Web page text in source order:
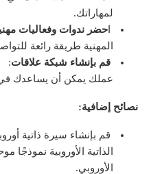
لمهاراتك.
احضر ندوات وفعاليات
المهنية طريقة رائعة
قم بإنشاء شبكة علاقات:
عملك يمكن أن يساعدك
نصائح إضافية:
الذاتية الأوروبية نموذجًا
الأوروبي.